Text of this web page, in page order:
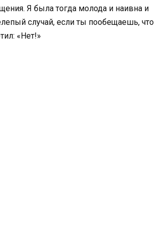
Я была тогда молода и наивна и
случай, если ты пообещаешь, что
«Нет!»